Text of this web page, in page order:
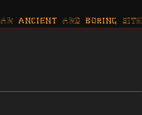
AN ancient AND boring SITE